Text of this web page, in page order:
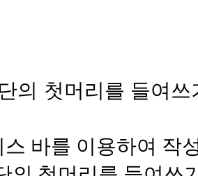
의 첫머리를 들여
를 이용하여 작성